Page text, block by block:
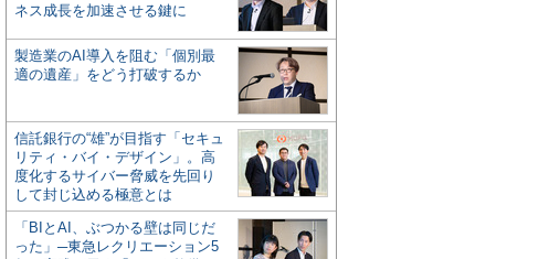
ネス成長を加速させる鍵に
製造業のAI導入を阻む「個別最
適の遺産」をどう打破するか
信託銀行の“雄”が目指す「セキュ
リティ・バイ・デザイン」。高
度化するサイバー脅威を先回り
して封じ込める極意とは
「BIとAI、ぶつかる壁は同じだ
った」─東急レクリエーション5